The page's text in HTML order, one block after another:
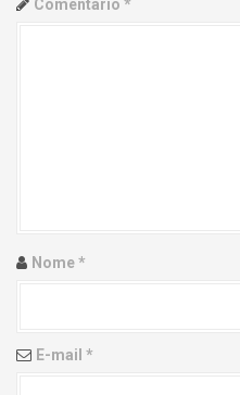
i
n
Comentário *
Nome*
E-mail *